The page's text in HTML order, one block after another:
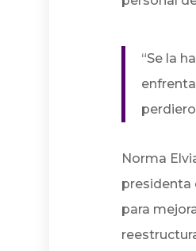
“Se la
Norma
presidenta
para